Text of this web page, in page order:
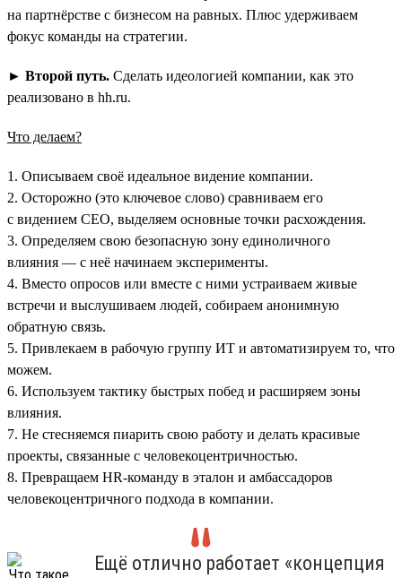
на партнёрстве с бизнесом на равных. Плюс удерживаем
фокус команды на стратегии.
► Второй путь. Сделать идеологией компании, как это
реализовано в hh.ru.
Что делаем?
1. Описываем своё идеальное видение компании.
2. Осторожно (это ключевое слово) сравниваем его
с видением СЕО, выделяем основные точки расхождения.
3. Определяем свою безопасную зону единоличного
влияния — с неё начинаем эксперименты.
4. Вместо опросов или вместе с ними устраиваем живые
встречи и выслушиваем людей, собираем анонимную
обратную связь.
5. Привлекаем в рабочую группу ИТ и автоматизируем то, что
можем.
6. Используем тактику быстрых побед и расширяем зоны
влияния.
7. Не стесняемся пиарить свою работу и делать красивые
проекты, связанные с человекоцентричностью.
8. Превращаем HR-команду в эталон и амбассадоров
человекоцентричного подхода в компании.
Ещё отлично работает «концепция